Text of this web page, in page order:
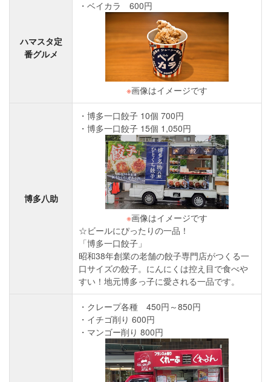
ハマスタ定
番グルメ
ベイカラ 600円
※画像はイメージです
博多八助
博多一口餃子 10個 700円
博多一口餃子 15個 1,050円
※画像はイメージです
☆ビールにぴったりの一品！
「博多一口餃子」
昭和38年創業の老舗の餃子専門店がつくる一
口サイズの餃子。にんにくは控え目で食べや
すい！地元博多っ子に愛される一品です。
クレープ各種 450円～850円
イチゴ削り 600円
マンゴー削り 800円